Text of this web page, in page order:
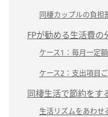
同棲カップルの負担
FPが勧める生活費の
ケース1：毎月一定
ケース2：支出項目
同棲生活で節約をす
生活リズムをあわせ